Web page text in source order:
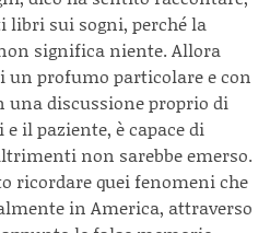
libri sui sogni, perché la
significa niente. Allora
un profumo particolare e con
una discussione proprio di
il paziente, è capace di
non sarebbe emerso.
ricordare quei fenomeni che
in America, attraverso